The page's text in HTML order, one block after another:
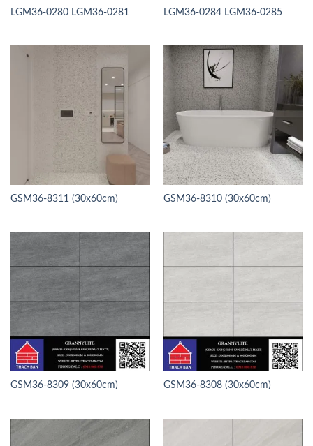
LGM36-0280 LGM36-0281 LGM36-0284 LGM36-0285
GSM36-8311 (30x60cm) GSM36-8310 (30x60cm)
GSM36-8309 (30x60cm) GSM36-8308 (30x60cm)